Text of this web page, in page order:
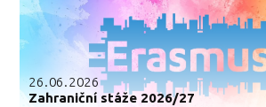
26.06.2026
Zahraniční stáže 2026/27